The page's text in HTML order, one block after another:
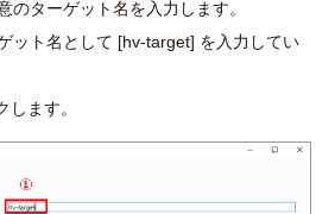
のターゲット名を入力します。
ット名として [hv-target] を入力してい
します。